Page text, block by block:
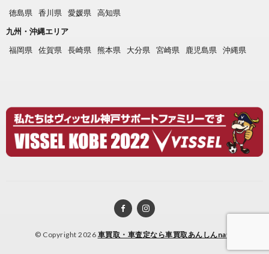
徳島県
香川県 愛媛県
高知県
九州・沖縄エリア
福岡県
佐賀県 長崎県 熊本県 大分県 宮崎県 鹿児島県 沖縄県
© Copyright 2026 車買取・車査定なら車買取あんしんnavi